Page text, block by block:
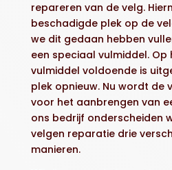
repareren van de velg.
beschadigde plek op de
we dit gedaan hebben
een speciaal vulmiddel.
vulmiddel voldoende is
plek opnieuw. Nu wordt de
voor het aanbrengen van
ons bedrijf onderscheiden
velgen reparatie drie
manieren.